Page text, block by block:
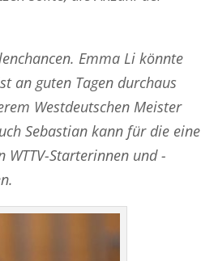
Emma Li könnte
an guten Tagen durchaus
Westdeutschen Meister
Sebastian kann für die eine
Starterinnen und -